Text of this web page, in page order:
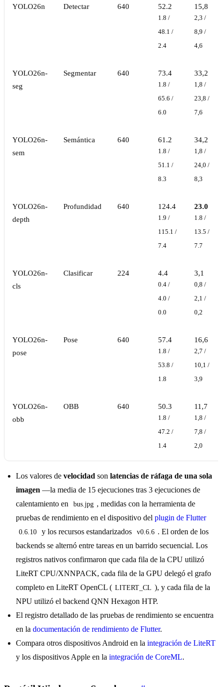
YOLO26n Detectar 640 52.2
1.8 /
48.1 /
2.4
15,8
2,3 /
8,9 /
4,6
YOLO26n-
seg
Segmentar 640 73.4
1.8 /
65.6 /
6.0
33,2
1,8 /
23,8 /
7,6
YOLO26n-
sem
Semántica 640 61.2
1.8 /
51.1 /
8.3
34,2
1,8 /
24,0 /
8,3
YOLO26n-
depth
Profundidad 640 124.4
1.9 /
115.1 /
7.4
23.0
1.8 /
13.5 /
7.7
YOLO26n-
cls
Clasificar 224 4.4
0.4 /
4.0 /
0.0
3,1
0,8 /
2,1 /
0,2
YOLO26n-
pose
Pose 640 57.4
1.8 /
53.8 /
1.8
16,6
2,7 /
10,1 /
3,9
YOLO26n-
obb
OBB 640 50.3
1.8 /
47.2 /
1.4
11,7
1,8 /
7,8 /
2,0
Los valores de velocidad son latencias de ráfaga de una sola
imagen —la media de 15 ejecuciones tras 3 ejecuciones de
calentamiento en
bus.jpg , medidas con la herramienta de
pruebas de rendimiento en el dispositivo del plugin de Flutter
0.6.10 y los recursos estandarizados v0.6.6 . El orden de los
backends se alternó entre tareas en un barrido secuencial. Los
registros nativos confirmaron que cada fila de la CPU utilizó
LiteRT CPU/XNNPACK, cada fila de la GPU delegó el grafo
completo en LiteRT OpenCL ( LITERT_CL ), y cada fila de la
NPU utilizó el backend QNN Hexagon HTP.
El registro detallado de las pruebas de rendimiento se encuentra
en la documentación de rendimiento de Flutter.
Compara otros dispositivos Android en la integración de LiteRT
y los dispositivos Apple en la integración de CoreML.